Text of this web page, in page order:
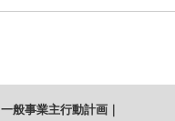
一般事業主行動計画｜